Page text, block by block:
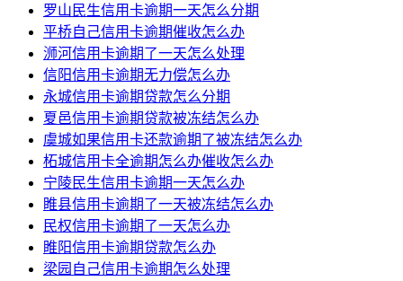
罗山民生信用卡逾期一天怎么分期
平桥自己信用卡逾期催收怎么办
浉河信用卡逾期了一天怎么处理
信阳信用卡逾期无力偿怎么办
永城信用卡逾期贷款怎么分期
夏邑信用卡逾期贷款被冻结怎么办
虞城如果信用卡还款逾期了被冻结怎么办
柘城信用卡全逾期怎么办催收怎么办
宁陵民生信用卡逾期一天怎么办
睢县信用卡逾期了一天被冻结怎么办
民权信用卡逾期了一天怎么办
睢阳信用卡逾期贷款怎么办
梁园自己信用卡逾期怎么处理